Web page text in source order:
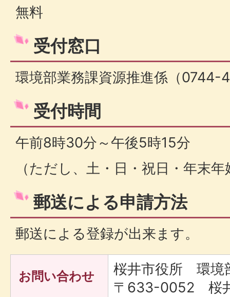
無料
受付窓口
環境部業務課資源推進係（0744-
受付時間
午前8時30分～午後5時15分
（ただし、土・日・祝日・年末
郵送による申請方法
郵送による登録が出来ます。
お問い合わせ
桜井市役所 環
〒633-0052 桜